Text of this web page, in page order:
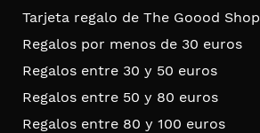
Tarjeta regalo de The Goood Shop
Regalos por menos de 30 euros
Regalos entre 30 y 50 euros
Regalos entre 50 y 80 euros
Regalos entre 80 y 100 euros